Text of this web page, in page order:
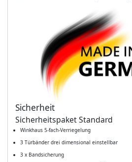
Sicherheit
Sicherheitspaket Standard
Winkhaus 5-fach-Verriegelung
3 Türbänder drei dimensional einstellbar
3 x Bandsicherung